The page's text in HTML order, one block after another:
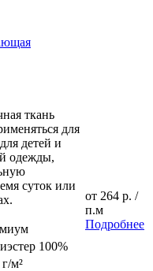
ткань
для
детей и
одежды,
суток или
100%
м²
от 264 р. /
п.м
Подробнее